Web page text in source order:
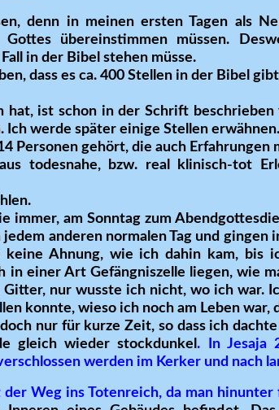
denn in meinen ersten Tagen als
übereinstimmen müssen.
in der Bibel stehen müsse.
dass es ca. 400 Stellen in der Bibel
ist schon in der Schrift
Ich werde später einige Stellen erwähnen.
Personen gehört, die auch
todesnahe, bzw. real klinisch-tot
immer, am Sonntag zum
anderen normalen Tag und gingen
keine Ahnung, wie ich dahin kam, bis
in einer Art Gefängniszelle liegen, wie
nur wusste ich nicht, wo ich war.
konnte, wieso ich noch am Leben
nur für kurze Zeit, so dass ich
gleich wieder stockdunkel. In Jesaja
werden im Kerker und nach
der Weg ins Totenreich, da man